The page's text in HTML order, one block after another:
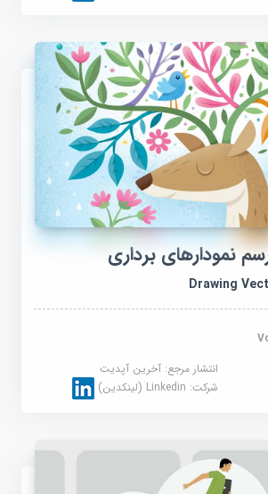
نمودارهای برداری
Drawing
انتشار مرجع:آخرین آپدیت
شرکت:Linkedin (لینکدین)